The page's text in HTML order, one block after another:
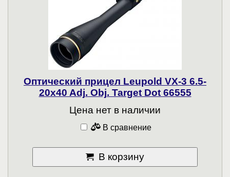
Оптический прицел Leupold VX-3 6.5-
20x40 Adj. Obj. Target Dot 66555
Цена нет в наличии
В сравнение
В корзину